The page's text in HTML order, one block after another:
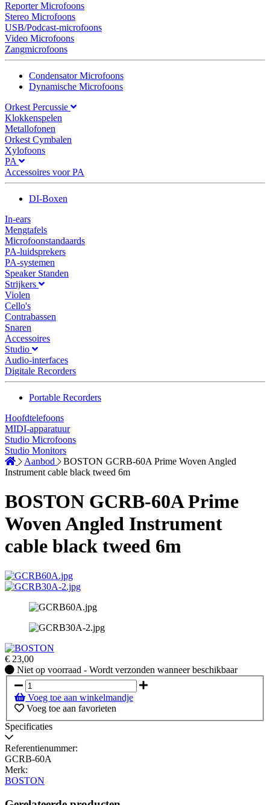
Reporter Microfoons
Stereo Microfoons
USB/Podcast-microfoons
Video Microfoons
Zangmicrofoons
Condensator Microfoons
Dynamische Microfoons
Orkest Percussie
Klokkenspelen
Metallofonen
Orkest Cymbalen
Xylofoons
PA
Accessoires voor PA
DI-Boxen
In-ears
Mengtafels
Microfoonstandaards
PA-luidsprekers
PA-systemen
Speaker Standen
Strijkers
Violen
Cello's
Contrabassen
Snaren
Accessoires
Studio
Audio-interfaces
Digitale Recorders
Portable Recorders
Hoofdtelefoons
MIDI-apparatuur
Studio Microfoons
Studio Monitors
Aanbod
BOSTON GCRB-60A Prime Woven Angled
Instrument cable black tweed 6m
BOSTON GCRB-60A Prime
Woven Angled Instrument
cable black tweed 6m
€ 23,00
Niet
op
voorraad
-
Wordt
verzonden
beschikbaar
Niet op voorraad - Wordt verzonden wanneer beschikbaar
Voeg toe aan winkelmandje
Voeg toe aan favorieten
Specificaties
Referentienummer:
GCRB-60A
Merk:
BOSTON